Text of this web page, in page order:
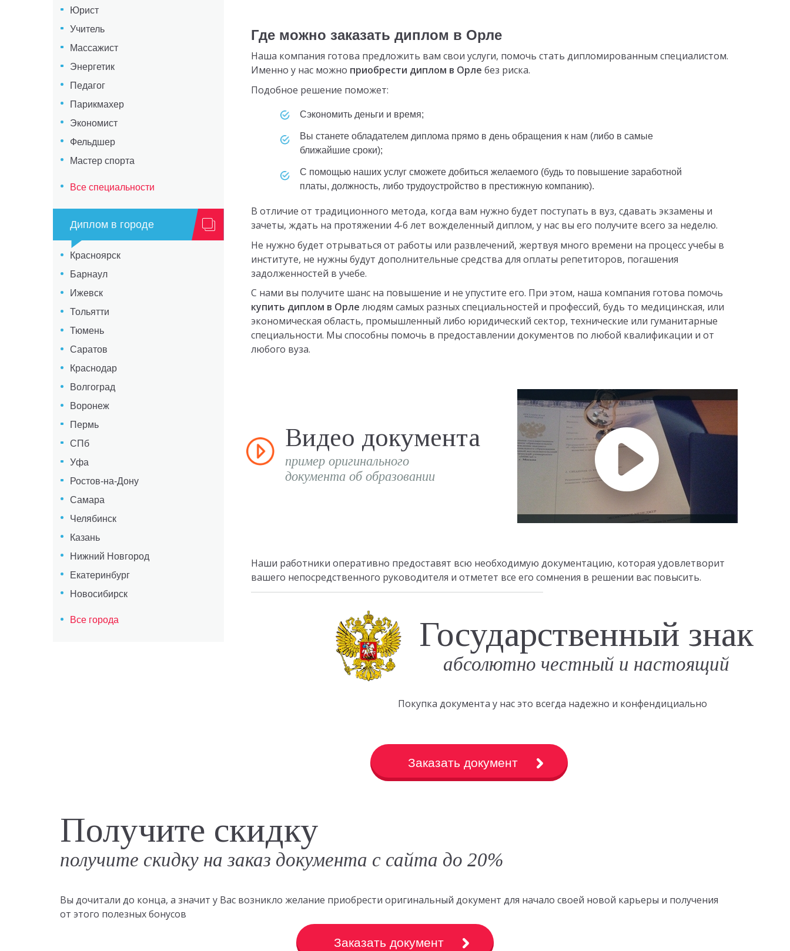
Юрист
Учитель
Массажист
Энергетик
Педагог
Парикмахер
Экономист
Фельдшер
Мастер спорта
Все специальности
Диплом в городе
Красноярск
Барнаул
Ижевск
Тольятти
Тюмень
Саратов
Краснодар
Волгоград
Воронеж
Пермь
СПб
Уфа
Ростов-на-Дону
Самара
Челябинск
Казань
Нижний Новгород
Екатеринбург
Новосибирск
Все города
Где можно заказать диплом в Орле
Наша компания готова предложить вам свои услуги, помочь стать дипломированным специалистом.
Именно у нас можно приобрести диплом в Орлебез риска.
Подобное решение поможет:
сэкономить деньги и время;
вы станете обладателем диплома прямо в день обращения к нам (либо в самые
ближайшие сроки);
с помощью наших услуг сможете добиться желаемого (будь то повышение заработной
платы, должность, либо трудоустройство в престижную компанию).
В отличие от традиционного метода, когда вам нужно будет поступать в вуз, сдавать экзамены и
зачеты, ждать на протяжении 4-6 лет вожделенный диплом, у нас вы его получите всего за неделю.
Не нужно будет отрываться от работы или развлечений, жертвуя много времени на процесс учебы в
институте, не нужны будут дополнительные средства для оплаты репетиторов, погашения
задолженностей в учебе.
С нами вы получите шанс на повышение и не упустите его. При этом, наша компания готова помочь
купить диплом в Орле людям самых разных специальностей и профессий, будь то медицинская, или
экономическая область, промышленный либо юридический сектор, технические или гуманитарные
специальности. Мы способны помочь в предоставлении документов по любой квалификации и от
любого вуза.
Видео документа
пример оригинального
документа об образовании
Наши работники оперативно предоставят всю необходимую документацию, которая удовлетворит
вашего непосредственного руководителя и отметет все его сомнения в решении вас повысить.
Государственный знак
абсолютно честный и настоящий
Покупка документа у нас это всегда надежно и конфендициально
Заказать документ
Получите скидку
получите скидку на заказ документа с сайта до 20%
Вы дочитали до конца, а значит у Вас возникло желание приобрести оригинальный документ для начало своей новой карьеры и получения
от этого полезных бонусов
Заказать документ